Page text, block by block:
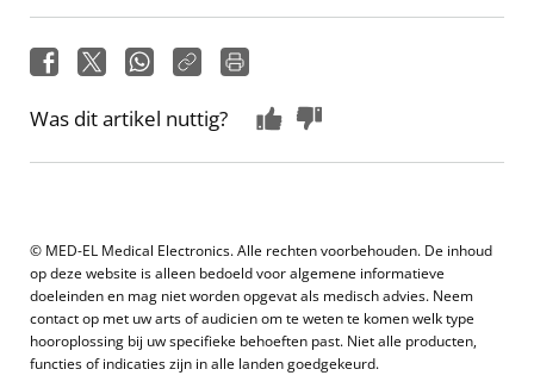
Was dit artikel nuttig?
© MED-EL Medical Electronics. Alle rechten voorbehouden. De inhoud
op deze website is alleen bedoeld voor algemene informatieve
doeleinden en mag niet worden opgevat als medisch advies. Neem
contact op met uw arts of audicien om te weten te komen welk type
hooroplossing bij uw specifieke behoeften past. Niet alle producten,
functies of indicaties zijn in alle landen goedgekeurd.